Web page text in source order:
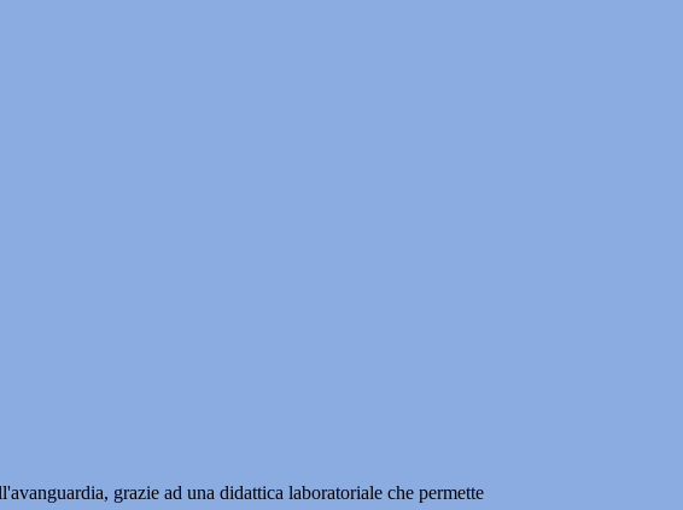
grazie ad una didattica laboratoriale che permette